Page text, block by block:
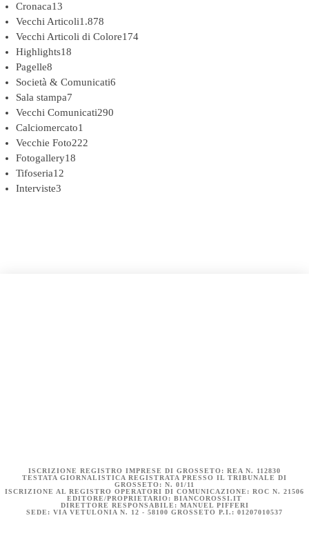
Cronaca13
Vecchi Articoli1.878
Vecchi Articoli di Colore174
Highlights18
Pagelle8
Società & Comunicati6
Sala stampa7
Vecchi Comunicati290
Calciomercato1
Vecchie Foto222
Fotogallery18
Tifoseria12
Interviste3
ISCRIZIONE REGISTRO IMPRESE DI GROSSETO: REA N. 112830
TESTATA GIORNALISTICA REGISTRATA PRESSO IL TRIBUNALE DI
GROSSETO: N. 01/11
ISCRIZIONE AL REGISTRO OPERATORI DI COMUNICAZIONE: ROC N. 21506
EDITORE/PROPRIETARIO: BIANCOROSSI.IT
DIRETTORE RESPONSABILE: MANUEL PIFFERI
SEDE: VIA VETULONIA N. 12 - 58100 GROSSETO P.I.: 01207010537